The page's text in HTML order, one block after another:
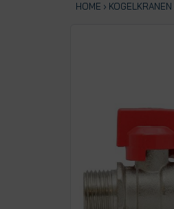
HOME › KOGELKRANEN